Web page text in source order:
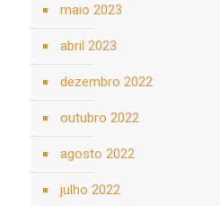
maio 2023
abril 2023
dezembro 2022
outubro 2022
agosto 2022
julho 2022